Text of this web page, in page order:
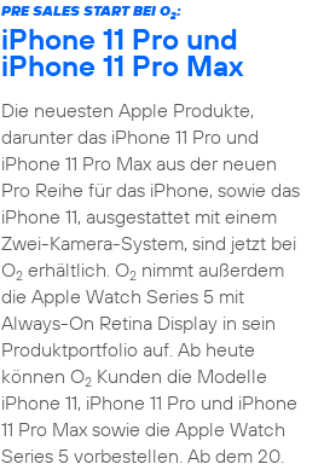
PRE SALES START BEI O2:
iPhone 11 Pro und
iPhone 11 Pro Max
Die neuesten Apple Produkte,
darunter das iPhone 11 Pro und
iPhone 11 Pro Max aus der neuen
Pro Reihe für das iPhone, sowie das
iPhone 11, ausgestattet mit einem
Zwei-Kamera-System, sind jetzt bei
O2erhältlich. O2nimmt außerdem
die Apple Watch Series 5 mit
Always-On Retina Display in sein
Produktportfolio auf. Ab heute
können O2Kunden die Modelle
iPhone 11, iPhone 11 Pro und iPhone
11 Pro Max sowie die Apple Watch
Series 5 vorbestellen. Ab dem 20.